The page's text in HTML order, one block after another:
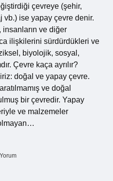
çevreye (şehir,
vb.) ise yapay çevre denir.
insanların ve diğer
ilişkilerini sürdürdükleri ve
biyolojik, sosyal,
Çevre kaça ayrılır?
doğal ve yapay çevre.
ve doğal
bir çevredir. Yapay
ve malzemeler